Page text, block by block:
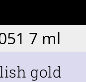
7 ml
gold